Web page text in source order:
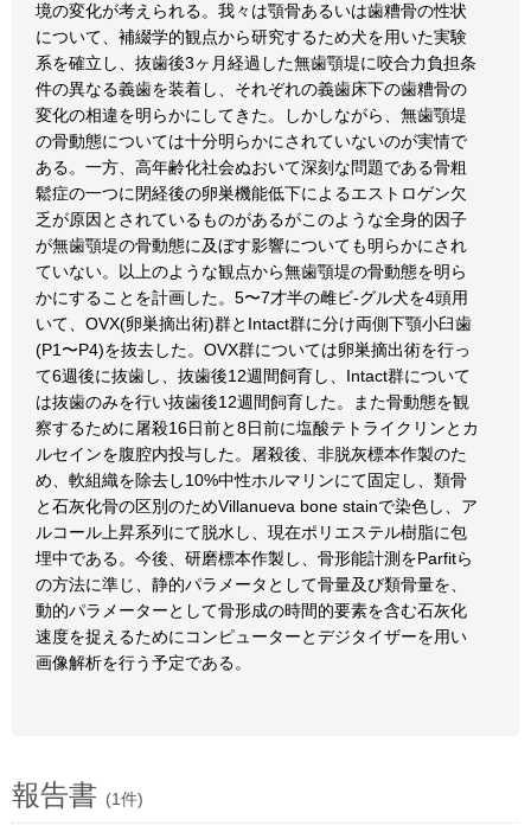
境の変化が考えられる。我々は顎骨あるいは歯糟骨の性状
について、補綴学的観点から研究するため犬を用いた実験
系を確立し、抜歯後3ヶ月経過した無歯顎堤に咬合力負担条
件の異なる義歯を装着し、それぞれの義歯床下の歯糟骨の
変化の相違を明らかにしてきた。しかしながら、無歯顎堤
の骨動態については十分明らかにされていないのが実情で
ある。一方、高年齢化社会ぬおいて深刻な問題である骨粗
鬆症の一つに閉経後の卵巣機能低下によるエストロゲン欠
乏が原因とされているものがあるがこのような全身的因子
が無歯顎堤の骨動態に及ぼす影響についても明らかにされ
ていない。以上のような観点から無歯顎堤の骨動態を明ら
かにすることを計画した。5〜7才半の雌ビ-グル犬を4頭用
いて、OVX(卵巣摘出術)群とIntact群に分け両側下顎小臼歯
(P1〜P4)を抜去した。OVX群については卵巣摘出術を行っ
て6週後に抜歯し、抜歯後12週間飼育し、Intact群について
は抜歯のみを行い抜歯後12週間飼育した。また骨動態を観
察するために屠殺16日前と8日前に塩酸テトライクリンとカ
ルセインを腹腔内投与した。屠殺後、非脱灰標本作製のた
め、軟組織を除去し10%中性ホルマリンにて固定し、類骨
と石灰化骨の区別のためVillanueva bone stainで染色し、ア
ルコール上昇系列にて脱水し、現在ポリエステル樹脂に包
埋中である。今後、研磨標本作製し、骨形能計測をParfitら
の方法に準じ、静的パラメータとして骨量及び類骨量を、
動的パラメーターとして骨形成の時間的要素を含む石灰化
速度を捉えるためにコンピューターとデジタイザーを用い
画像解析を行う予定である。
報告書 (1件)